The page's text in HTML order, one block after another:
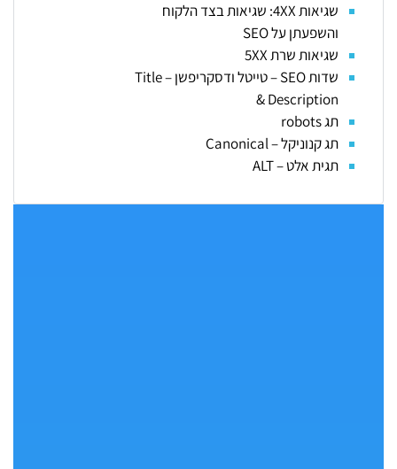
שגיאות 4XX: שגיאות בצד הלקוח
והשפעתן על SEO
שגיאות שרת 5XX
שדות SEO – טייטל ודסקריפשן – Title
& Description
תג robots
תג קנוניקל – Canonical
תגית אלט – ALT